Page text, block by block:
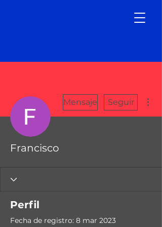
Mensaje Seguir
Francisco
Perfil
Fecha de registro: 8 mar 2023